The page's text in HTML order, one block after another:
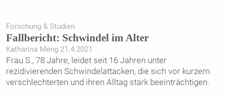
Forschung & Studien
Fallbericht: Schwindel im Alter
Katharina Meng 21.4.2021
Frau S., 78 Jahre, leidet seit 16 Jahren unter
rezidivierenden Schwindelattacken, die sich vor kurzem
verschlechterten und ihren Alltag stark beeinträchtigen.